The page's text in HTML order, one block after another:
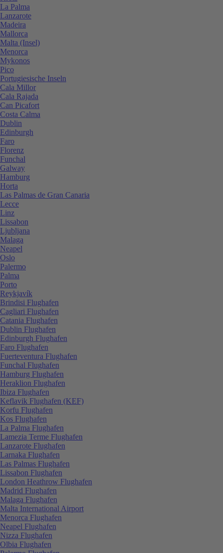
La Palma
Lanzarote
Madeira
Mallorca
Malta (Insel)
Menorca
Mykonos
Pico
Portugiesische Inseln
Cala Millor
Cala Rajada
Can Picafort
Costa Calma
Dublin
Edinburgh
Faro
Florenz
Funchal
Galway
Hamburg
Horta
Las Palmas de Gran Canaria
Lecce
Linz
Lissabon
Ljubljana
Malaga
Neapel
Oslo
Palermo
Palma
Porto
Reykjavík
Brindisi Flughafen
Cagliari Flughafen
Catania Flughafen
Dublin Flughafen
Edinburgh Flughafen
Faro Flughafen
Fuerteventura Flughafen
Funchal Flughafen
Hamburg Flughafen
Heraklion Flughafen
Ibiza Flughafen
Keflavik Flughafen (KEF)
Korfu Flughafen
Kos Flughafen
La Palma Flughafen
Lamezia Terme Flughafen
Lanzarote Flughafen
Larnaka Flughafen
Las Palmas Flughafen
Lissabon Flughafen
London Heathrow Flughafen
Madrid Flughafen
Malaga Flughafen
Malta International Airport
Menorca Flughafen
Neapel Flughafen
Nizza Flughafen
Olbia Flughafen